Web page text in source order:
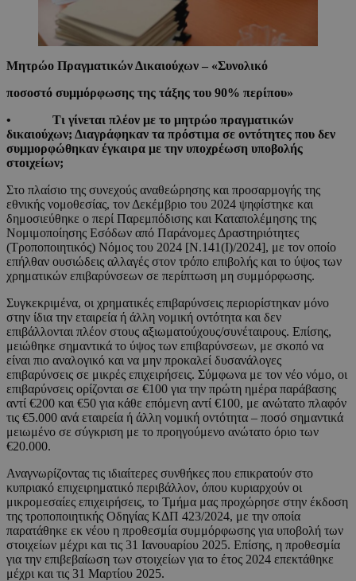
Μητρώο Πραγματικών Δικαιούχων – «Συνολικό
ποσοστό συμμόρφωσης της τάξης του 90% περίπου»
• Τι γίνεται πλέον με το μητρώο πραγματικών
δικαιούχων; Διαγράφηκαν τα πρόστιμα σε οντότητες που δεν
συμμορφώθηκαν έγκαιρα με την υποχρέωση υποβολής
στοιχείων;
Στο πλαίσιο της συνεχούς αναθεώρησης και προσαρμογής της
εθνικής νομοθεσίας, τον Δεκέμβριο του 2024 ψηφίστηκε και
δημοσιεύθηκε ο περί Παρεμπόδισης και Καταπολέμησης της
Νομιμοποίησης Εσόδων από Παράνομες Δραστηριότητες
(Τροποποιητικός) Νόμος του 2024 [Ν.141(Ι)/2024], με τον οποίο
επήλθαν ουσιώδεις αλλαγές στον τρόπο επιβολής και το ύψος των
χρηματικών επιβαρύνσεων σε περίπτωση μη συμμόρφωσης.
Συγκεκριμένα, οι χρηματικές επιβαρύνσεις περιορίστηκαν μόνο
στην ίδια την εταιρεία ή άλλη νομική οντότητα και δεν
επιβάλλονται πλέον στους αξιωματούχους/συνέταιρους. Επίσης,
μειώθηκε σημαντικά το ύψος των επιβαρύνσεων, με σκοπό να
είναι πιο αναλογικό και να μην προκαλεί δυσανάλογες
επιβαρύνσεις σε μικρές επιχειρήσεις. Σύμφωνα με τον νέο νόμο, οι
επιβαρύνσεις ορίζονται σε €100 για την πρώτη ημέρα παράβασης
αντί €200 και €50 για κάθε επόμενη αντί €100, με ανώτατο πλαφόν
τις €5.000 ανά εταιρεία ή άλλη νομική οντότητα – ποσό σημαντικά
μειωμένο σε σύγκριση με το προηγούμενο ανώτατο όριο των
€20.000.
Αναγνωρίζοντας τις ιδιαίτερες συνθήκες που επικρατούν στο
κυπριακό επιχειρηματικό περιβάλλον, όπου κυριαρχούν οι
μικρομεσαίες επιχειρήσεις, το Τμήμα μας προχώρησε στην έκδοση
της τροποποιητικής Οδηγίας ΚΔΠ 423/2024, με την οποία
παρατάθηκε εκ νέου η προθεσμία συμμόρφωσης για υποβολή των
στοιχείων μέχρι και τις 31 Ιανουαρίου 2025. Επίσης, η προθεσμία
για την επιβεβαίωση των στοιχείων για το έτος 2024 επεκτάθηκε
μέχρι και τις 31 Μαρτίου 2025.